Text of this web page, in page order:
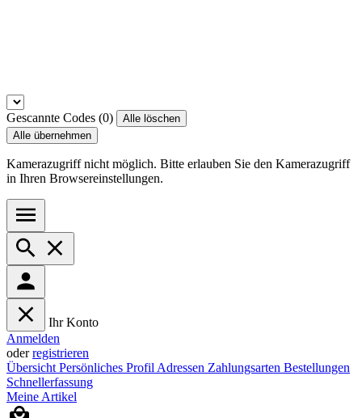
Gescannte Codes (0)
Alle löschen
Alle übernehmen
Kamerazugriff nicht möglich. Bitte erlauben Sie den Kamerazugriff
in Ihren Browsereinstellungen.
Ihr Konto
Anmelden
oderregistrieren
Übersicht Persönliches Profil Adressen Zahlungsarten Bestellungen
Schnellerfassung
Meine Artikel